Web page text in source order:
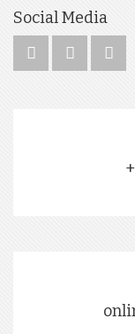
Social Media